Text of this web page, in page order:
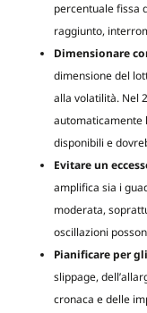
percentuale fissa
raggiunto,
Dimensionare
dimensione del
alla volatilità. Nel
automaticamente
disponibili e
Evitare un
amplifica sia i
moderata,
oscillazioni
Pianificare per
slippage,
cronaca e delle